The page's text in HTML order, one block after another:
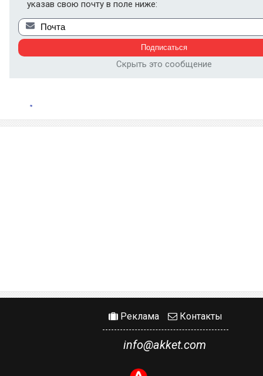
указав свою почту в поле ниже:
Скрыть это сообщение
Реклама Контакты
info@akket.com